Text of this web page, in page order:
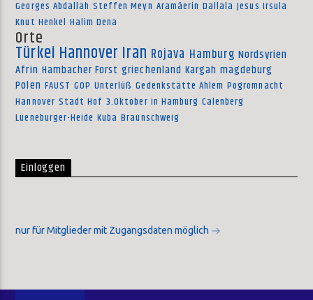
Georges Abdallah Steffen Meyn Aramäerin Dallala Jesus Irsula
Knut Henkel Halim Dena
Orte
Türkei Hannover Iran Rojava Hamburg Nordsyrien
Afrin Hambacher Forst griechenland Kargah magdeburg
Polen FAUST GOP Unterlüß Gedenkstätte Ahlem Pogromnacht
Hannover Stadt Hof 3.Oktober in Hamburg Calenberg
Lueneburger-Heide Kuba Braunschweig
Einloggen
nur für Mitglieder mit Zugangsdaten möglich